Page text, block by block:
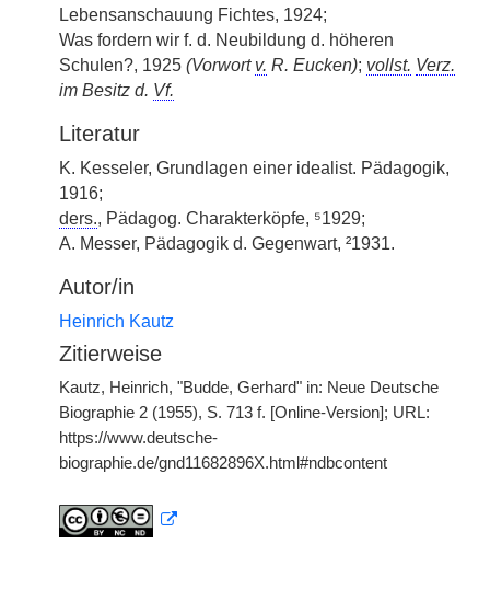
Lebensanschauung Fichtes, 1924;
Was fordern wir f. d. Neubildung d. höheren
Schulen?, 1925 (Vorwort v. R. Eucken); vollst. Verz.
im Besitz d. Vf.
Literatur
K. Kesseler, Grundlagen einer idealist. Pädagogik,
1916;
ders., Pädagog. Charakterköpfe, ⁵1929;
A. Messer, Pädagogik d. Gegenwart, ²1931.
Autor/in
Heinrich Kautz
Zitierweise
Kautz, Heinrich, "Budde, Gerhard" in: Neue Deutsche
Biographie 2 (1955), S. 713 f. [Online-Version]; URL:
https://www.deutsche-
biographie.de/gnd11682896X.html#ndbcontent